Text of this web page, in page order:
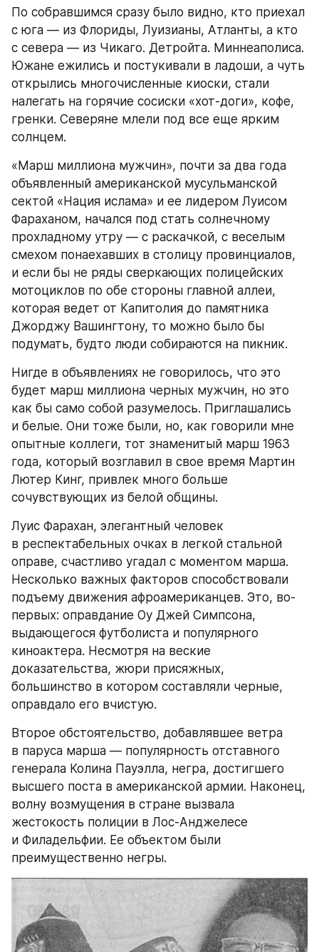
По собравшимся сразу было видно, кто приехал
с юга — из Флориды, Луизианы, Атланты, а кто
с севера — из Чикаго. Детройта. Миннеаполиса.
Южане ежились и постукивали в ладоши, а чуть
открылись многочисленные киоски, стали
налегать на горячие сосиски «хот-доги», кофе,
гренки. Северяне млели под все еще ярким
солнцем.
«Марш миллиона мужчин», почти за два года
объявленный американской мусульманской
сектой «Нация ислама» и ее лидером Луисом
Фараханом, начался под стать солнечному
прохладному утру — с раскачкой, с веселым
смехом понаехавших в столицу провинциалов,
и если бы не ряды сверкающих полицейских
мотоциклов по обе стороны главной аллеи,
которая ведет от Капитолия до памятника
Джорджу Вашингтону, то можно было бы
подумать, будто люди собираются на пикник.
Нигде в объявлениях не говорилось, что это
будет марш миллиона черных мужчин, но это
как бы само собой разумелось. Приглашались
и белые. Они тоже были, но, как говорили мне
опытные коллеги, тот знаменитый марш 1963
года, который возглавил в свое время Мартин
Лютер Кинг, привлек много больше
сочувствующих из белой общины.
Луис Фарахан, элегантный человек
в респектабельных очках в легкой стальной
оправе, счастливо угадал с моментом марша.
Несколько важных факторов способствовали
подъему движения афроамериканцев. Это, во-
первых: оправдание Оу Джей Симпсона,
выдающегося футболиста и популярного
киноактера. Несмотря на веские
доказательства, жюри присяжных,
большинство в котором составляли черные,
оправдало его вчистую.
Второе обстоятельство, добавлявшее ветра
в паруса марша — популярность отставного
генерала Колина Пауэлла, негра, достигшего
высшего поста в американской армии. Наконец,
волну возмущения в стране вызвала
жестокость полиции в Лос-Анджелесе
и Филадельфии. Ее объектом были
преимущественно негры.